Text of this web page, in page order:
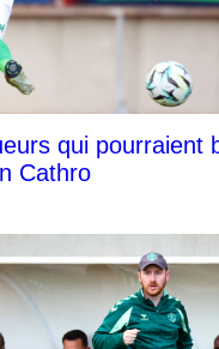
qui pourraient
Cathro